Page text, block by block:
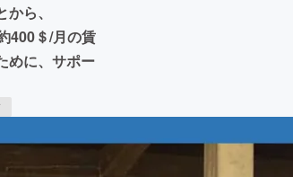
ら、
400＄/月の賃
めに、サポー